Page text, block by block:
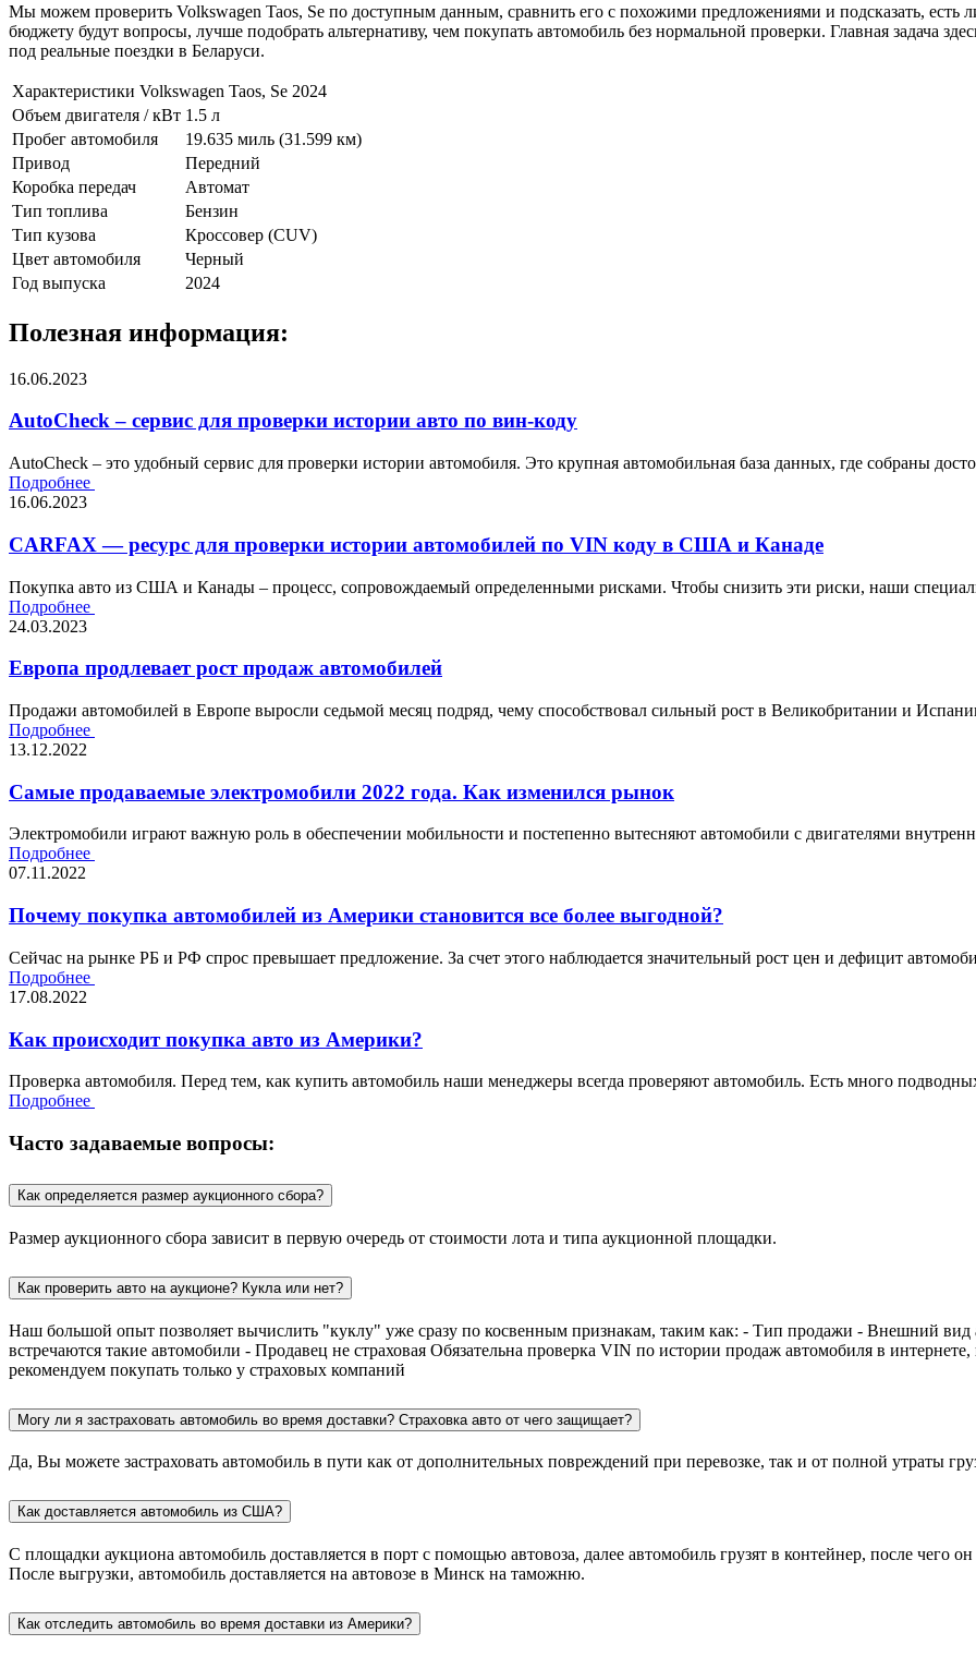
Мы можем проверить Volkswagen Taos, Se по доступным данным, сравнить его с похожими предложениями и подсказать, есть
бюджету будут вопросы, лучше подобрать альтернативу, чем покупать автомобиль без нормальной проверки. Главная задача
под реальные поездки в Беларуси.
Характеристики Volkswagen Taos, Se 2024
Объем двигателя / кВт 1.5 л
Пробег автомобиля
19.635 миль (31.599 км)
Привод
Передний
Коробка передач
Автомат
Тип топлива
Бензин
Тип кузова
Кроссовер (CUV)
Цвет автомобиля
Черный
Год выпуска
2024
Полезная информация:
16.06.2023
AutoCheck – сервис для проверки истории авто по вин-коду
AutoCheck – это удобный сервис для проверки истории автомобиля. Это крупная автомобильная база данных, где собраны
Подробнее
16.06.2023
CARFAX — ресурс для проверки истории автомобилей по VIN коду в США и Канаде
Покупка авто из США и Канады – процесс, сопровождаемый определенными рисками. Чтобы снизить эти риски, наши
Подробнее
24.03.2023
Европа продлевает рост продаж автомобилей
Продажи автомобилей в Европе выросли седьмой месяц подряд, чему способствовал сильный рост в Великобритании и
Подробнее
13.12.2022
Самые продаваемые электромобили 2022 года. Как изменился рынок
Электромобили играют важную роль в обеспечении мобильности и постепенно вытесняют автомобили с двигателями
Подробнее
07.11.2022
Почему покупка автомобилей из Америки становится все более выгодной?
Сейчас на рынке РБ и РФ спрос превышает предложение. За счет этого наблюдается значительный рост цен и дефицит
Подробнее
17.08.2022
Как происходит покупка авто из Америки?
Проверка автомобиля. Перед тем, как купить автомобиль наши менеджеры всегда проверяют автомобиль. Есть много
Подробнее
Часто задаваемые вопросы:
Как определяется размер аукционного сбора?
Размер аукционного сбора зависит в первую очередь от стоимости лота и типа аукционной площадки.
Как проверить авто на аукционе? Кукла или нет?
Наш большой опыт позволяет вычислить "куклу" уже сразу по косвенным признакам, таким как: - Тип продажи - Внешний
встречаются такие автомобили - Продавец не страховая Обязательна проверка VIN по истории продаж автомобиля в
рекомендуем покупать только у страховых компаний
Могу ли я застраховать автомобиль во время доставки? Страховка авто от чего защищает?
Да, Вы можете застраховать автомобиль в пути как от дополнительных повреждений при перевозке, так и от полной утраты
Как доставляется автомобиль из США?
С площадки аукциона автомобиль доставляется в порт с помощью автовоза, далее автомобиль грузят в контейнер, после чего
После выгрузки, автомобиль доставляется на автовозе в Минск на таможню.
Как отследить автомобиль во время доставки из Америки?